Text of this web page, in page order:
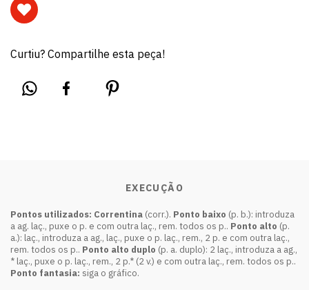
Curtiu? Compartilhe esta peça!
EXECUÇÃO
Pontos utilizados: Correntina (corr.). Ponto baixo (p. b.): introduza
a ag. laç., puxe o p. e com outra laç., rem. todos os p.. Ponto alto (p.
a.): laç., introduza a ag., laç., puxe o p. laç., rem., 2 p. e com outra laç.,
rem. todos os p.. Ponto alto duplo (p. a. duplo): 2 laç., introduza a ag.,
* laç., puxe o p. laç., rem., 2 p.* (2 v.) e com outra laç., rem. todos os p..
Ponto fantasia: siga o gráfico.